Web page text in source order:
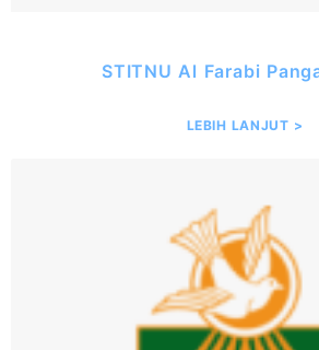
STITNU Al Farabi
LEBIH LANJUT >